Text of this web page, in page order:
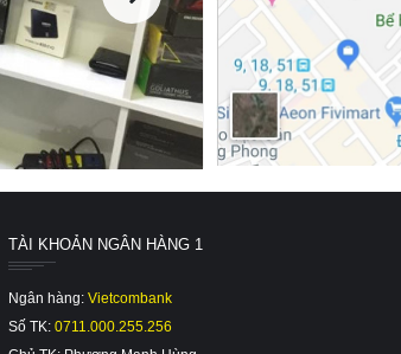
TÀI KHOẢN NGÂN HÀNG 1
Ngân hàng: Vietcombank
Số TK: 0711.000.255.256